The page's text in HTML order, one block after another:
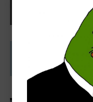
পাঞ্জেরী
করলো
ব্যক্তিকে;